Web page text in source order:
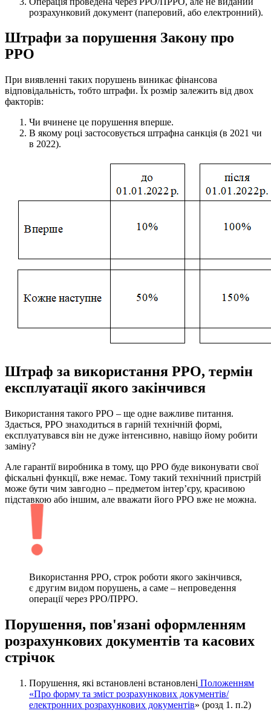
розрахунковий документ (паперовий, або електронний).
Штрафи за порушення Закону про
РРО
При виявленні таких порушень виникає фінансова
відповідальність, тобто штрафи. Їх розмір залежить від двох
факторів:
Чи вчинене це порушення вперше.
В якому році застосовується штрафна санкція (в 2021 чи
в 2022).
Штраф за використання РРО, термін
експлуатації якого закінчився
Використання такого РРО – ще одне важливе питання.
Здається, РРО знаходиться в гарній технічній формі,
експлуатувався він не дуже інтенсивно, навіщо йому робити
заміну?
Але гарантії виробника в тому, що РРО буде виконувати свої
фіскальні функції, вже немає. Тому такий технічний пристрій
може бути чим завгодно – предметом інтер’єру, красивою
підставкою або іншим, але вважати його РРО вже не можна.
Використання РРО, строк роботи якого закінчився,
є другим видом порушень, а саме – непроведення
операції через РРО/ПРРО.
Порушення, пов'язані оформленням
розрахункових документів та касових
стрічок
Порушення, які встановлені встановлені Положенням
«Про форму та зміст розрахункових документів/
електронних розрахункових документів» (розд 1. п.2)